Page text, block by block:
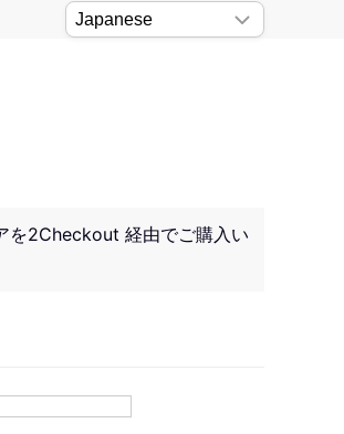
を2Checkout 経由でご購入い